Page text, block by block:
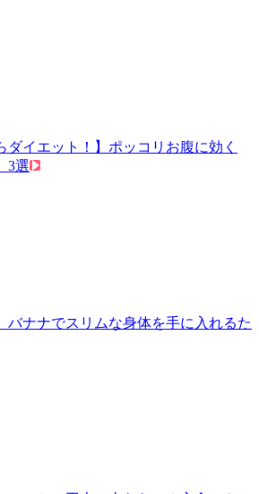
ダイエット！】ポッコリお腹に効く
3選
バナナでスリムな身体を手に入れるた